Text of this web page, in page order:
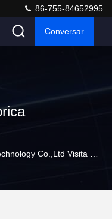
86-755-84652995
Conversar